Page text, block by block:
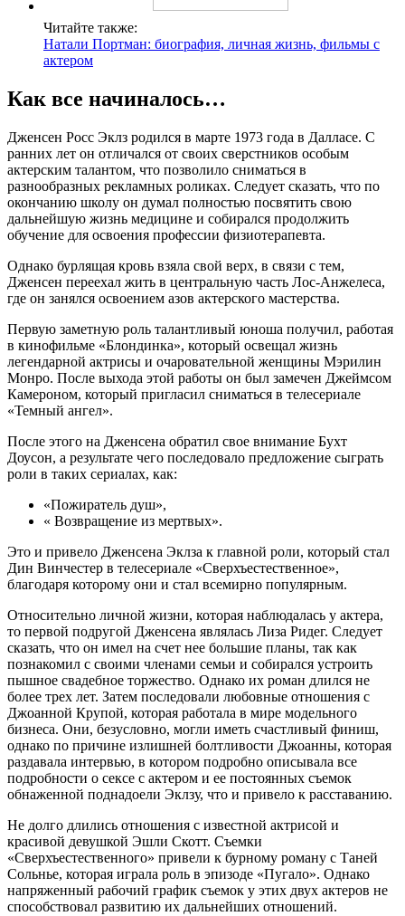
Читайте также:
Натали Портман: биография, личная жизнь, фильмы с
актером
Как все начиналось…
Дженсен Росс Эклз родился в марте 1973 года в Далласе. С
ранних лет он отличался от своих сверстников особым
актерским талантом, что позволило сниматься в
разнообразных рекламных роликах. Следует сказать, что по
окончанию школу он думал полностью посвятить свою
дальнейшую жизнь медицине и собирался продолжить
обучение для освоения профессии физиотерапевта.
Однако бурлящая кровь взяла свой верх, в связи с тем,
Дженсен переехал жить в центральную часть Лос-Анжелеса,
где он занялся освоением азов актерского мастерства.
Первую заметную роль талантливый юноша получил, работая
в кинофильме «Блондинка», который освещал жизнь
легендарной актрисы и очаровательной женщины Мэрилин
Монро. После выхода этой работы он был замечен Джеймсом
Камероном, который пригласил сниматься в телесериале
«Темный ангел».
После этого на Дженсена обратил свое внимание Бухт
Доусон, а результате чего последовало предложение сыграть
роли в таких сериалах, как:
«Пожиратель душ»,
« Возвращение из мертвых».
Это и привело Дженсена Эклза к главной роли, который стал
Дин Винчестер в телесериале «Сверхъестественное»,
благодаря которому они и стал всемирно популярным.
Относительно личной жизни, которая наблюдалась у актера,
то первой подругой Дженсена являлась Лиза Ридег. Следует
сказать, что он имел на счет нее большие планы, так как
познакомил с своими членами семьи и собирался устроить
пышное свадебное торжество. Однако их роман длился не
более трех лет. Затем последовали любовные отношения с
Джоанной Крупой, которая работала в мире модельного
бизнеса. Они, безусловно, могли иметь счастливый финиш,
однако по причине излишней болтливости Джоанны, которая
раздавала интервью, в котором подробно описывала все
подробности о сексе с актером и ее постоянных съемок
обнаженной поднадоели Эклзу, что и привело к расставанию.
Не долго длились отношения с известной актрисой и
красивой девушкой Эшли Скотт. Съемки
«Сверхъестественного» привели к бурному роману с Таней
Сольнье, которая играла роль в эпизоде «Пугало». Однако
напряженный рабочий график съемок у этих двух актеров не
способствовал развитию их дальнейших отношений.